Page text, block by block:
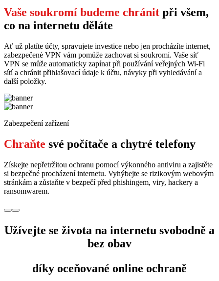
Vaše soukromí budeme chránit při všem,
co na internetu děláte
Ať už platíte účty, spravujete investice nebo jen procházíte internet,
zabezpečené VPN vám pomůže zachovat si soukromí. Vaše síť
VPN se může automaticky zapínat při používání veřejných Wi-Fi
sítí a chránit přihlašovací údaje k účtu, návyky při vyhledávání a
další položky.
Zabezpečení zařízení
Chraňte své počítače a chytré telefony
Získejte nepřetržitou ochranu pomocí výkonného antiviru a zajistěte
si bezpečné procházení internetu. Vyhýbejte se rizikovým webovým
stránkám a zůstaňte v bezpečí před phishingem, viry, hackery a
ransomwarem.
Užívejte se života na internetu svobodně a
bez obav
díky oceňované online ochraně